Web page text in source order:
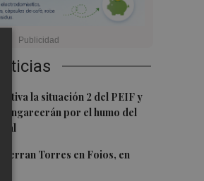
la situación 2 del PEIF y
Engarcerán por el humo del
Ferran Torres en Foios, en